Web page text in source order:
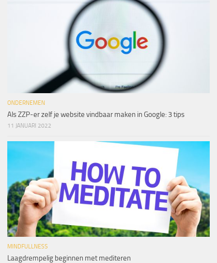
ONDERNEMEN
Als ZZP-er zelf je website vindbaar maken in Google: 3 tips
11 JANUARI 2022
MINDFULLNESS
Laagdrempelig beginnen met mediteren